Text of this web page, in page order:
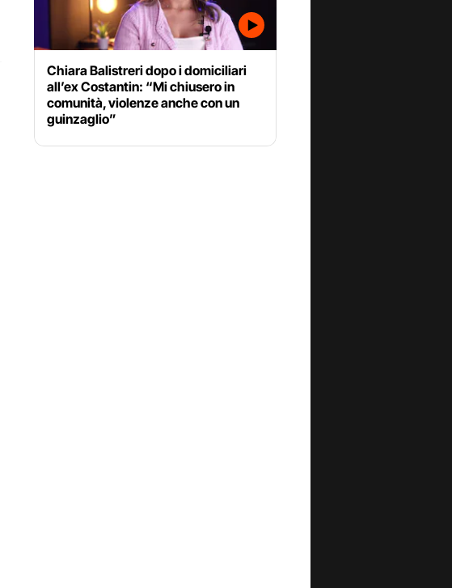
Chiara Balistreri dopo i domiciliari
all’ex Costantin: “Mi chiusero in
comunità, violenze anche con un
guinzaglio”